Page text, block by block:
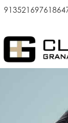
913521697